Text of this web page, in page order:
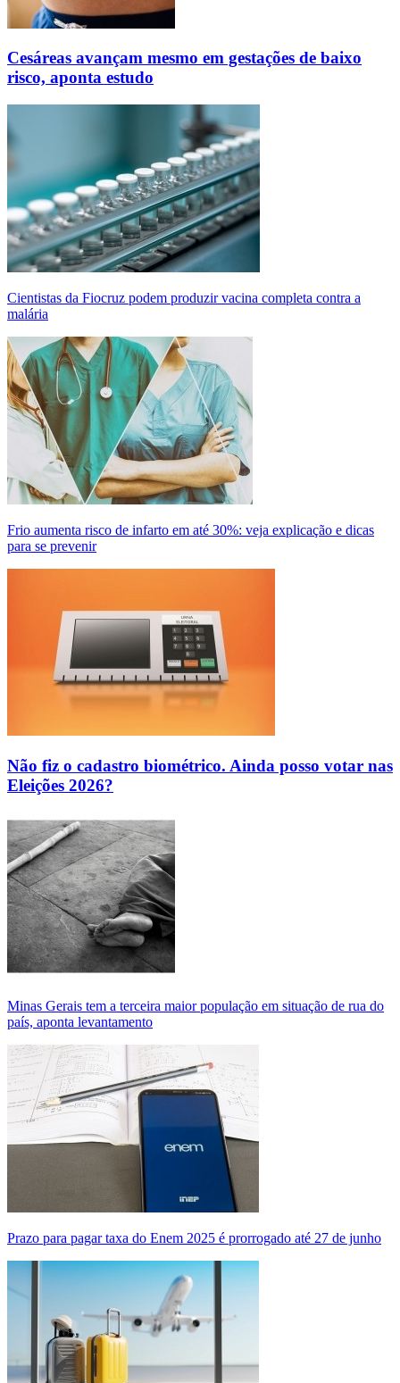
Cesáreas avançam mesmo em gestações de baixo
risco, aponta estudo
Cientistas da Fiocruz podem produzir vacina completa contra a
malária
Frio aumenta risco de infarto em até 30%: veja explicação e dicas
para se prevenir
Não fiz o cadastro biométrico. Ainda posso votar nas
Eleições 2026?
Minas Gerais tem a terceira maior população em situação de rua do
país, aponta levantamento
Prazo para pagar taxa do Enem 2025 é prorrogado até 27 de junho